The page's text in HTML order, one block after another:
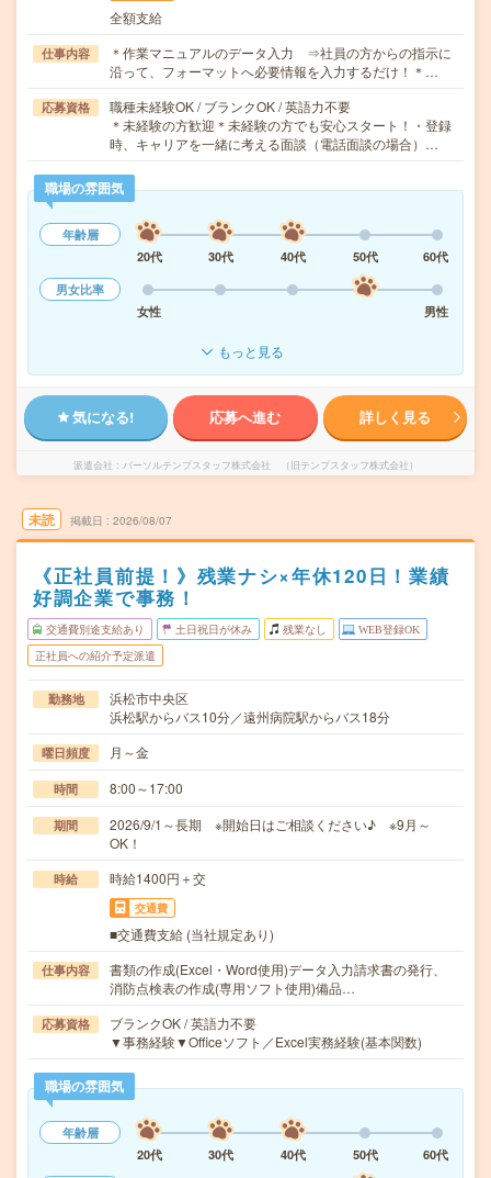
全額支給
仕事内容
＊作業マニュアルのデータ入力 ⇒社員の方からの指示に
沿って、フォーマットへ必要情報を入力するだけ！＊…
応募資格
職種未経験OK / ブランクOK / 英語力不要
＊未経験の方歓迎＊未経験の方でも安心スタート！・登録
時、キャリアを一緒に考える面談（電話面談の場合）…
職場の雰囲気
年齢層
20代
30代 40代 50代
60代
男女比率
女性
男性
もっと見る
気になる! 応募へ進む 詳しく見る
派遣会社 パーソルテンプスタッフ株式会社 （旧テンプスタッフ株式会社）
未読 掲載日 2026/08/07
《正社員前提！》残業ナシ×年休120日！業績
好調企業で事務！
交通費別途支給あり 土日祝日が休み 残業なし WEB登録OK
正社員への紹介予定派遣
勤務地
浜松市中央区
浜松駅からバス10分／遠州病院駅からバス18分
曜日頻度 月～金
時間 8:00～17:00
期間
2026/9/1～長期 ※開始日はご相談ください♪ ※9月～
OK！
時給 時給1400円＋交
交通費
■交通費支給 (当社規定あり)
仕事内容
書類の作成(Excel・Word使用)データ入力請求書の発行、
消防点検表の作成(専用ソフト使用)備品…
応募資格
ブランクOK / 英語力不要
▼事務経験▼Officeソフト／Excel実務経験(基本関数)
職場の雰囲気
年齢層
20代
30代 40代 50代
60代